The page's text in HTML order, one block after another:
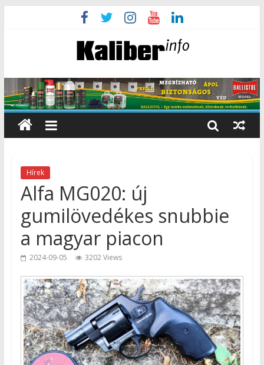
Hírek
Alfa MG020: új
gumilövedékes snubbie
a magyar piacon
2024-09-05 3202 Views